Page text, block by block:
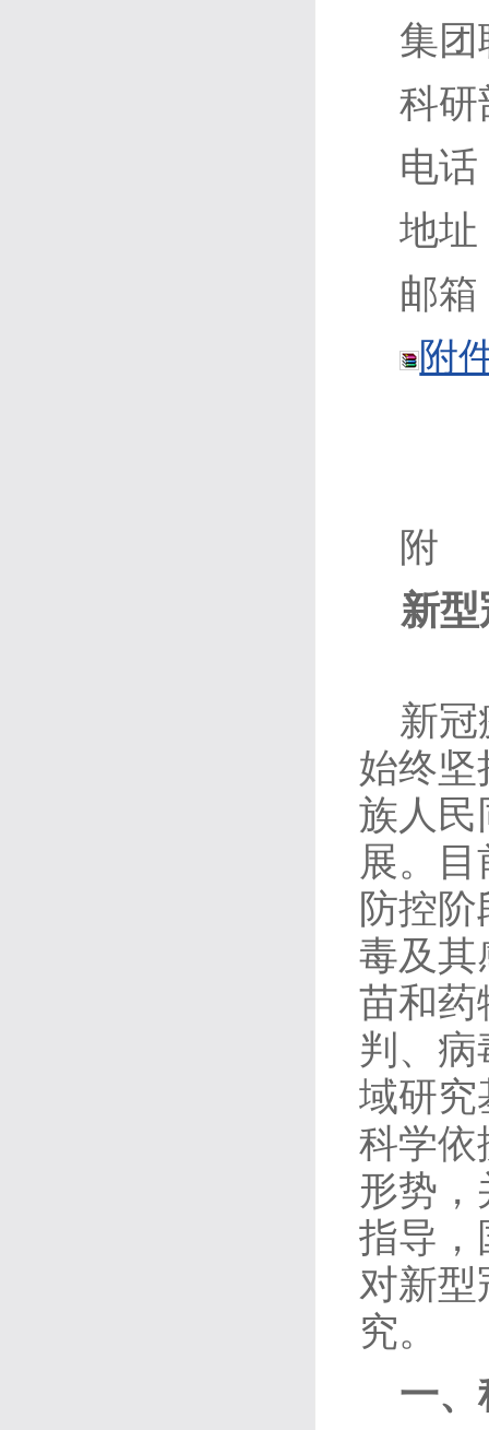
集团
科研
电话
地址
邮箱
附
附
新
新
始终坚
族人民
展。
防控
毒及其
苗和药
判、
域研究
科学依
形势
指导，
对新型
究。
一、